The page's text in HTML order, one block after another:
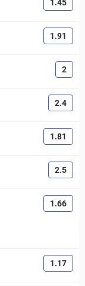
1.45
1.91
2
2.4
1.81
2.5
1.66
1.17